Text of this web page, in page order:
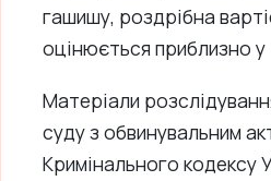
гашишу, роздрібна
оцінюється приблизно у
Матеріали
суду з обвинувальним
Кримінального кодексу